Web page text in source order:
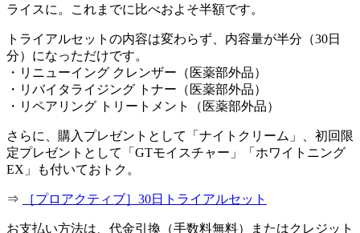
ライスに。これまでに比べおよそ半額です。
トライアルセットの内容は変わらず、内容量が半分（30日
分）になっただけです。
・リニューイング クレンザー（医薬部外品）
・リバイタライジング トナー（医薬部外品）
・リペアリング トリートメント（医薬部外品）
さらに、購入プレゼントとして「ナイトクリーム」、初回限
定プレゼントとして「GTモイスチャー」「ホワイトニング
EX」も付いておトク。
⇒ ［プロアクティブ］30日トライアルセット
お支払い方法は、代金引換（手数料無料）またはクレジット